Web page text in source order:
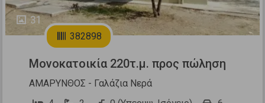
31
382898
Μονοκατοικία 220τ.μ. προς πώληση
ΑΜΑΡΥΝΘΟΣ - Γαλάζια Νερά